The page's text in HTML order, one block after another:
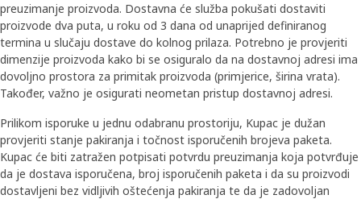
preuzimanje proizvoda. Dostavna će služba pokušati dostaviti
proizvode dva puta, u roku od 3 dana od unaprijed definiranog
termina u slučaju dostave do kolnog prilaza. Potrebno je provjeriti
dimenzije proizvoda kako bi se osiguralo da na dostavnoj adresi ima
dovoljno prostora za primitak proizvoda (primjerice, širina vrata).
Također, važno je osigurati neometan pristup dostavnoj adresi.
Prilikom isporuke u jednu odabranu prostoriju, Kupac je dužan
provjeriti stanje pakiranja i točnost isporučenih brojeva paketa.
Kupac će biti zatražen potpisati potvrdu preuzimanja koja potvrđuje
da je dostava isporučena, broj isporučenih paketa i da su proizvodi
dostavljeni bez vidljivih oštećenja pakiranja te da je zadovoljan